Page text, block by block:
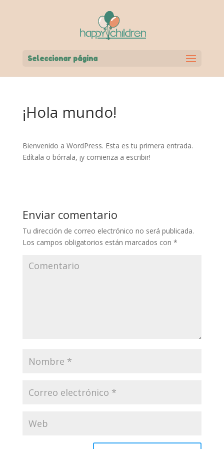
Seleccionar página
¡Hola mundo!
Bienvenido a WordPress. Esta es tu primera entrada.
Edítala o bórrala, ¡y comienza a escribir!
Enviar comentario
Tu dirección de correo electrónico no será publicada.
Los campos obligatorios están marcados con *